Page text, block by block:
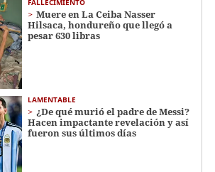
FALLECIMIENTO
Muere en La Ceiba Nasser
Hilsaca, hondureño que llegó a
pesar 630 libras
LAMENTABLE
¿De qué murió el padre de Messi?
Hacen impactante revelación y así
fueron sus últimos días